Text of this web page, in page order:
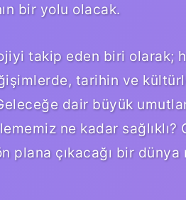
bir yolu olacak.
takip eden biri olarak;
tarihin ve
dair büyük
ne kadar
çıkacağı bir dünya